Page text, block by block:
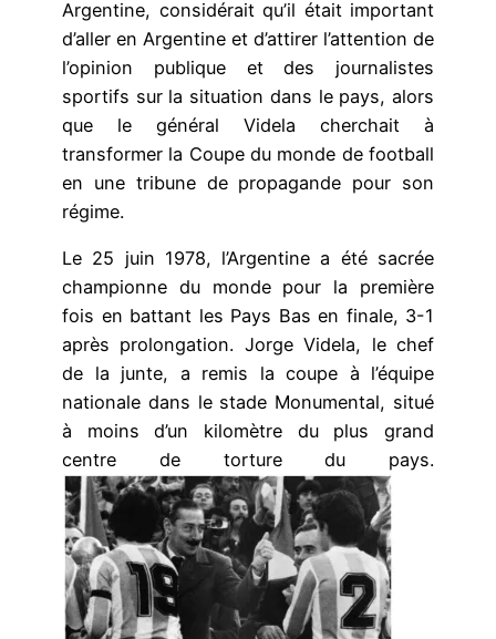
Argentine, considérait qu’il était important
d’aller en Argentine et d’attirer l’attention de
l’opinion publique et des journalistes
sportifs sur la situation dans le pays, alors
que le général Videla cherchait à
transformer la Coupe du monde de football
en une tribune de propagande pour son
régime.
Le 25 juin 1978, l’Argentine a été sacrée
championne du monde pour la première
fois en battant les Pays Bas en finale, 3-1
après prolongation. Jorge Videla, le chef
de la junte, a remis la coupe à l’équipe
nationale dans le stade Monumental, situé
à moins d’un kilomètre du plus grand
centre de torture du pays.